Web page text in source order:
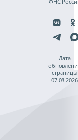
ФНС
Дата
страницы
07.08.2026